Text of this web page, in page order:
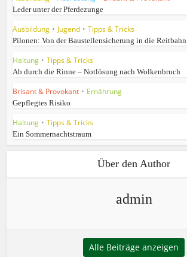
Leder unter der Pferdezunge
Ausbildung • Jugend • Tipps & Tricks
Pilonen: Von der Baustellensicherung in die Reitbahn
Haltung • Tipps & Tricks
Ab durch die Rinne – Notlösung nach Wolkenbruch
Brisant & Provokant • Ernährung
Gepflegtes Risiko
Haltung • Tipps & Tricks
Ein Sommernachtstraum
Über den Author
admin
Alle Beiträge anzeigen